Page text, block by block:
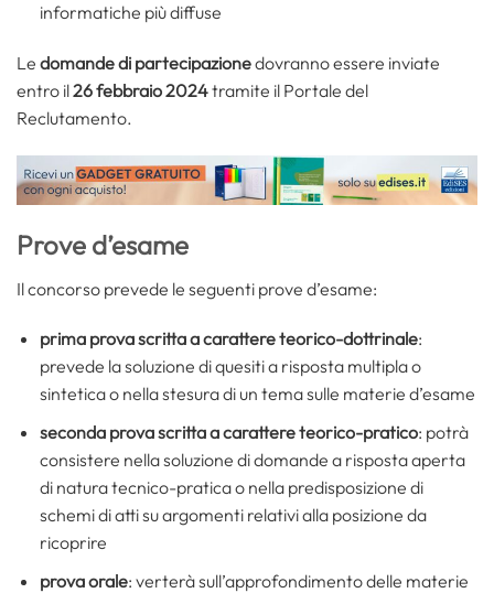
informatiche più diffuse
Le domande di partecipazionedovranno essere inviate
entro il26 febbraio 2024tramite il Portale del
Reclutamento.
Prove d’esame
Il concorso prevede le seguenti prove d’esame:
prima prova scritta a carattere teorico-dottrinale:
prevede la soluzione di quesiti a risposta multipla o
sintetica o nella stesura di un tema sulle materie d’esame
seconda prova scritta a carattere teorico-pratico: potrà
consistere nella soluzione di domande a risposta aperta
di natura tecnico-pratica o nella predisposizione di
schemi di atti su argomenti relativi alla posizione da
ricoprire
prova orale: verterà sull’approfondimento delle materie